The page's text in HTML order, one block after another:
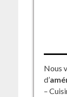
Nous
d’
–